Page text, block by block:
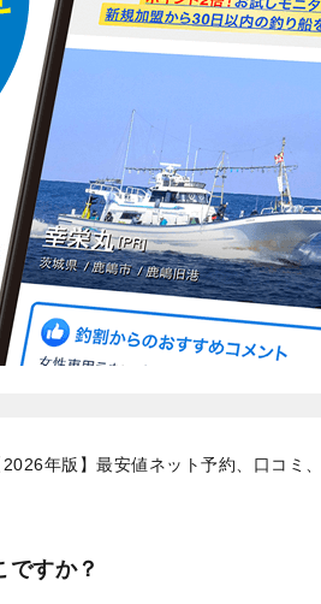
年版】最安値ネット予約、口コミ
ですか？